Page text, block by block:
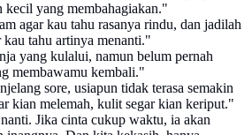
kecil yang membahagiakan."
agar kau tahu rasanya rindu, dan jadilah
kau tahu artinya menanti."
yang kulalui, namun belum pernah
membawamu kembali."
sore, usiapun tidak terasa semakin
kian melemah, kulit segar kian keriput."
Jika cinta cukup waktu, ia akan